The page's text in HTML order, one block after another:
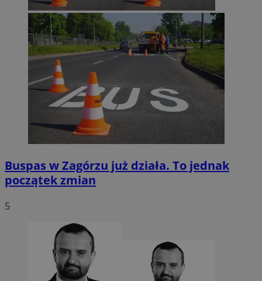
Buspas w Zagórzu już działa. To jednak
początek zmian
5